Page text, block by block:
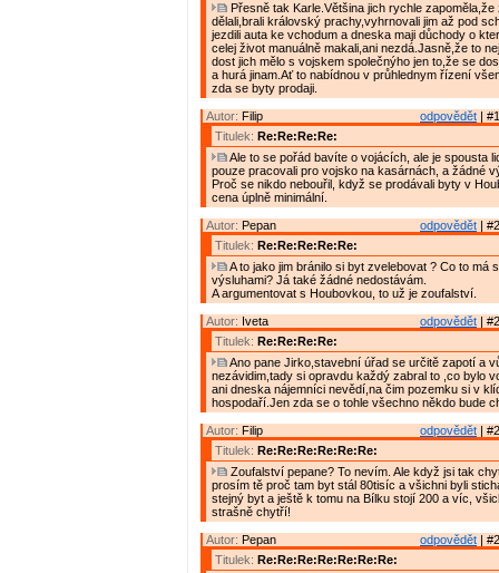
Přesně tak Karle.Většina jich rychle zapoměla,že
dělali,brali královský prachy,vyhrnovali jim až pod
jezdili auta ke vchodum a dneska maji důchody o
celej život manuálně makali,ani nezdá.Jasně,že to
dost jich mělo s vojskem společnýho jen to,že se
a hurá jinam.Ať to nabídnou v průhlednym řízení
zda se byty prodaji.
odpovědět |
Autor: Filip
Titulek: Re:Re:Re:Re:
Ale to se pořád bavíte o vojácích, ale je spousta
pouze pracovali pro vojsko na kasárnách, a žádné
Proč se nikdo nebouřil, když se prodávali byty v
cena úplně minimální.
odpovědět |
Autor: Pepan
Titulek: Re:Re:Re:Re:Re:
A to jako jim bránilo si byt zvelebovat ? Co to má
výsluhami? Já také žádné nedostávám.
A argumentovat s Houbovkou, to už je zoufalství.
odpovědět |
Autor: Iveta
Titulek: Re:Re:Re:Re:
Ano pane Jirko,stavební úřad se určitě zapotí a
nezávidim,tady si opravdu každý zabral to ,co bylo
ani dneska nájemníci nevědí,na čim pozemku si v
hospodaří.Jen zda se o tohle všechno někdo bude
odpovědět |
Autor: Filip
Titulek: Re:Re:Re:Re:Re:Re:
Zoufalství pepane? To nevím. Ale když jsi tak
prosím tě proč tam byt stál 80tisíc a všichni byli
stejný byt a ještě k tomu na Bílku stojí 200 a víc,
strašně chytří!
odpovědět |
Autor: Pepan
Titulek: Re:Re:Re:Re:Re:Re:Re: